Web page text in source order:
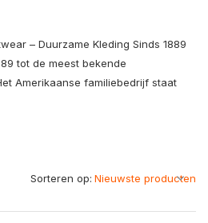
– Duurzame Kleding Sinds 1889
tot de meest bekende
Amerikaanse familiebedrijf staat
Sorteren op: